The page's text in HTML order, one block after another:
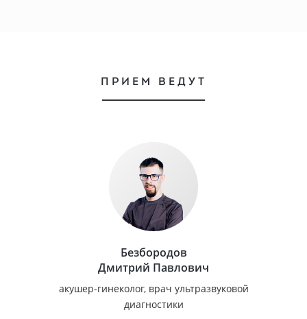
ПРИЕМ ВЕДУТ
Безбородов
Дмитрий Павлович
акушер-гинеколог, врач ультразвуковой
диагностики